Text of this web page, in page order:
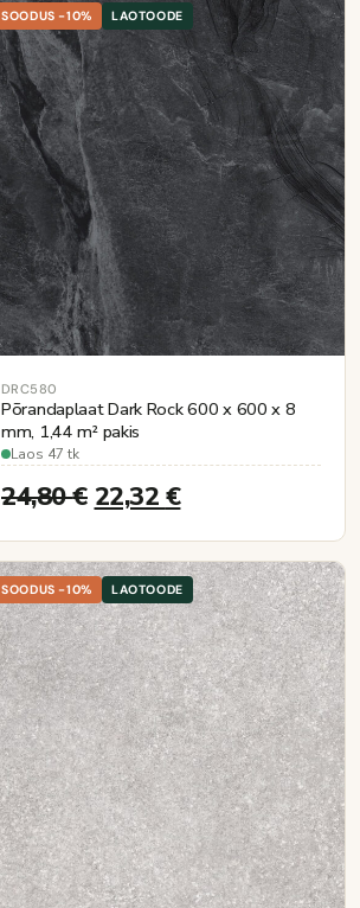
SOODUS -10% LAOTOODE
DRC580
Põrandaplaat Dark Rock 600 x 600 x 8
mm, 1,44 m² pakis
Laos 47 tk
24,80€ 22,32 €
SOODUS -10% LAOTOODE